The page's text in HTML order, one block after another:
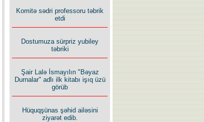
Rusiyanın süqutunu qaçılmaz
edən beş şərt
Komitə sədri professoru təbrik
etdi
Dostumuza sürpriz yubiley
təbriki
Şair Lalə İsmayılın "Bəyaz
Durnalar" adlı ilk kitabı işıq üzü
görüb
Hüquqşünas şəhid ailəsini
ziyarət edib.